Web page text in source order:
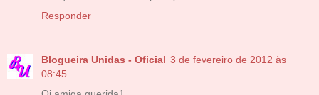
Responder
Blogueira Unidas - Oficial 3 de fevereiro de 2012 às
08:45